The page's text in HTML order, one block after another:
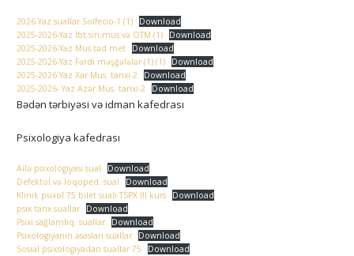
2026 Yaz suallar Solfecio-1 (1)
Download
2025-2026-Yaz İbt.sin.mus.və OTM (1)
Download
2025-2026-Yaz Mus təd met
Download
2025-2026-Yaz Fərdi məşğələlər (1) (1)
Download
2025-2026 Yaz Xar.Mus. tarixi-2
Download
2025-2026- Yaz Azər.Mus. tarixi-2
Download
Bədən tərbiyəsi və idman kafedrası
Psixologiya kafedrası
Ailə psixologiyası sual
Download
Defektol.və loqoped. sual
Download
Klinik psixol 75 bilet sualı TSPX III kurs
Download
psix tarix suallar
Download
Psixi sağlamlıq. suallar
Download
Psixologiyanın əsasları suallar
Download
Sosial psixologiyadan suallar 75
Download